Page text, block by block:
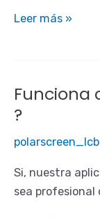
Necesito
internet
?
Leer más »
Funciona
?
Si, nuestra
sea profesional